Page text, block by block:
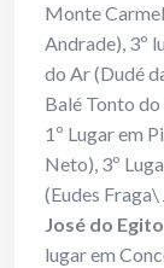
Monte
Andrade), 3º
do Ar (Dudé
Balé Tonto
1º Lugar em
Neto), 3º
(Eudes Fraga\
José do Egito
lugar em